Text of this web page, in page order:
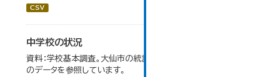
CSV
中学校の状況
資料：学校基本調査。大仙市の統計「14-5 中学校の状況」
のデータを参照しています。